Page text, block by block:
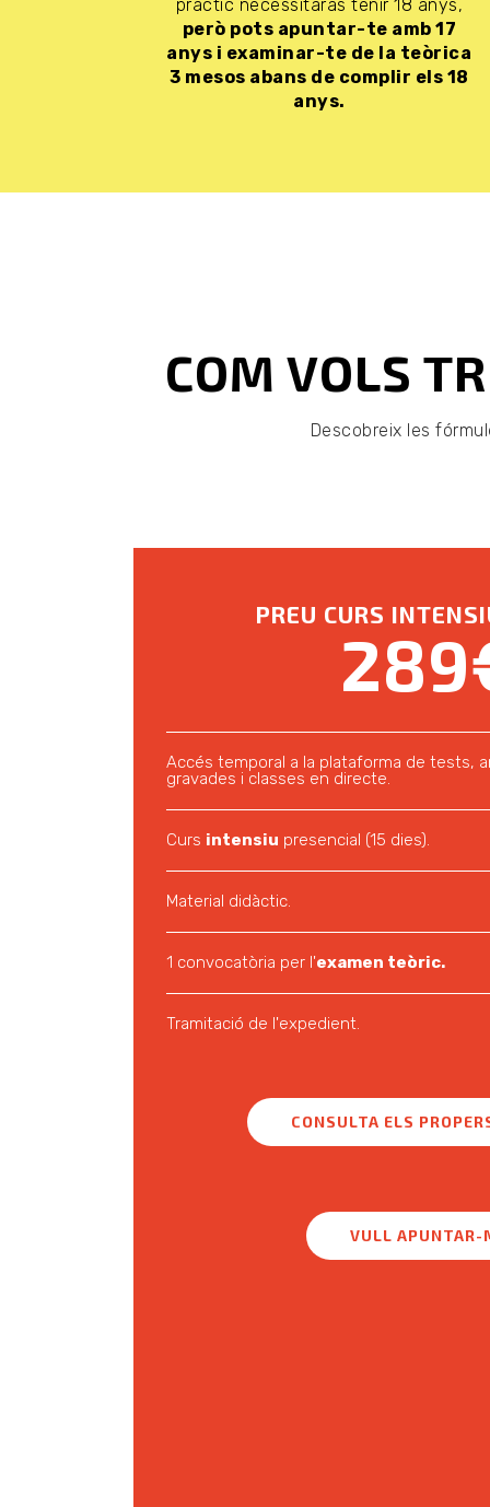
pràctic necessitaràs tenir 18 anys,
però pots apuntar-te amb 17
anys i examinar-te de la teòrica
3 mesos abans de complir els 18
anys.
COM VOLS
Descobreix les
PREU CURS
Accés temporal a la plataforma de tests,
gravades i classes en directe.
Curs intensiu presencial (15 dies).
Material didàctic.
1 convocatòria per l'examen teòric.
Tramitació de l'expedient.
CONSULTA ELS
VULL APUNTAR-